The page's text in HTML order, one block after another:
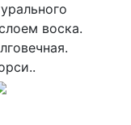
воска.